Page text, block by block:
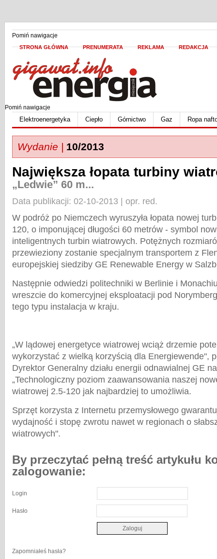
Pomiń nawigacje
STRONA GŁÓWNA PRENUMERATA REKLAMA REDAKCJA
Pomiń nawigacje
Elektroenergetyka Ciepło Górnictwo Gaz Ropa
Wydanie | 10/2013
Największa łopata turbiny
„Ledwie” 60 m...
Data publikacji: 02-10-2013 | opr. red.
W podróż po Niemczech wyruszyła łopata nowej
120, o imponującej długości 60 metrów - symbol
inteligentnych turbin wiatrowych. Potężnych
przewieziony zostanie specjalnym transportem z
europejskiej siedziby GE Renewable Energy w
Następnie odwiedzi politechniki w Berlinie i
wreszcie do komercyjnej eksploatacji pod
tego typu instalacja w kraju.
„W lądowej energetyce wiatrowej wciąż drzemie
wykorzystać z wielką korzyścią dla Energiewende",
Dyrektor Generalny działu energii odnawialnej GE
„Technologiczny poziom zaawansowania naszej
wiatrowej 2.5-120 jak najbardziej to umożliwia.
Sprzęt korzysta z Internetu przemysłowego
wydajność i stopę zwrotu nawet w regionach o
wiatrowych".
By przeczytać pełną treść artykułu
zalogowanie:
Login
Hasło
Zapomniałeś hasła?